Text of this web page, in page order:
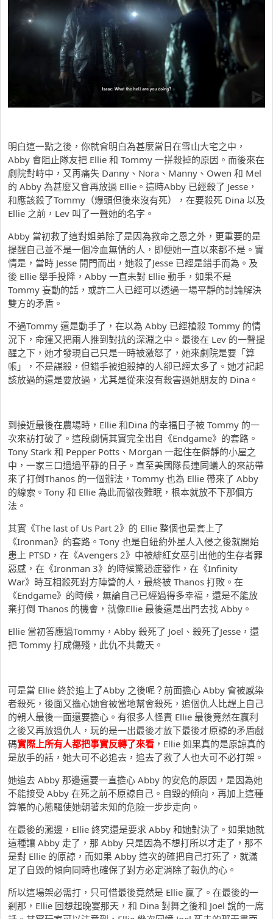
明白這一點之後，你就會明白為甚麼當日在雪山大宅之中，
Abby 會阻止隊友把 Ellie 和 Tommy 一拼殺掉的原因。而後來在
劇院對峙中，又再痛失 Danny、Nora、Manny、Owen 和 Mel
的 Abby 為甚麼又會再放過 Ellie。這時Abby 已經殺了 Jesse，
和應該殺了Tommy（爆頭但後來沒有死），在要殺死 Dina 以及
Ellie 之前，Lev 叫了一聲她的名字。
Abby 當初救了這對姐弟除了是因為救命之恩之外，更重要的是
提醒自己並不是一個冷血無情的人，即便她一直以來都不是。實
情是，當時 Jesse 開門而出，她殺了Jesse 已經是錯手而為。及
後 Ellie 舉手投降，Abby 一直未對 Ellie 動手，如果不是
Tommy 妄動的話，或許二人已經可以透過一場平靜的討論解決
雙方的矛盾。
不過Tommy 還是動手了，在以為 Abby 已經槍殺 Tommy 的情
況下，命運又把兩人推到對抗的深淵之中。最後在 Lev 的一聲提
醒之下，她才發現自己只是一時被激怒了，她來劇院是要「算
帳」，不是謀殺，但錯手被迫殺掉的人卻已經太多了。她才記起
該放過的還是要放過，尤其是從來沒有殺害過她朋友的 Dina。
到接近最後在農場時，Ellie 和Dina 的幸褔日子被 Tommy 的一
次來訪打破了。這段劇情其實完全出自《Endgame》的套路。
Tony Stark 和 Pepper Potts、Morgan 一起住在僻靜的小屋之
中，一家三口過過平靜的日子。直至美國隊長連同蟻人的來訪帶
來了打倒Thanos 的一個辦法，Tommy 也為 Ellie 帶來了 Abby
的線索。Tony 和 Ellie 為此而徹夜難眠，根本就放不下那個方
法。
其實《The last of Us Part 2》的 Ellie 整個也是套上了
《Ironman》的套路。Tony 也是自紐約外星人入侵之後就開始
患上 PTSD，在《Avengers 2》中被緋紅女巫引出他的生存者罪
惡感，在《Ironman 3》的時候驚恐症發作，在《Infinity
War》時互相殺死對方陣營的人，最終被 Thanos 打敗。在
《Endgame》的時候，無論自己已經過得多幸褔，還是不能放
棄打倒 Thanos 的機會，就像Ellie 最後還是出門去找 Abby。
Ellie 當初答應過Tommy，Abby 殺死了 Joel、殺死了Jesse，還
把 Tommy 打成傷殘，此仇不共戴天。
可是當 Ellie 終於追上了Abby 之後呢？前面擔心 Abby 會被感染
者殺死，後面又擔心她會被當地幫會殺死，追個仇人比趕上自己
的親人最後一面還要擔心。有很多人怪責 Ellie 最後竟然在贏利
之後又再放過仇人，玩的是一出最後才放下最後才原諒的矛盾戲
碼實際上所有人都把事實反轉了來看 ，Ellie 如果真的是原諒真的
是放手的話，她大可不必追去，追去了救了人也大可不必打架。
她追去 Abby 那邊還要一直擔心 Abby 的安危的原因，是因為她
不能接受 Abby 在死之前不原諒自己。自毀的傾向，再加上這種
算帳的心態驅使她朝著未知的危險一步步走向。
在最後的灘邊，Ellie 終究還是要求 Abby 和她對決了。如果她就
這種讓 Abby 走了，那 Abby 只是因為不想打所以才走了，那不
是對 Ellie 的原諒，而如果 Abby 這次的確把自己打死了，就滿
足了自毀的傾向同時也確保了對方必定消除了報仇的心。
所以這場架必需打，只可惜最後竟然是 Ellie 贏了。在最後的一
剎那，Ellie 回想起晚宴那天，和 Dina 對舞之後和 Joel 說的一席